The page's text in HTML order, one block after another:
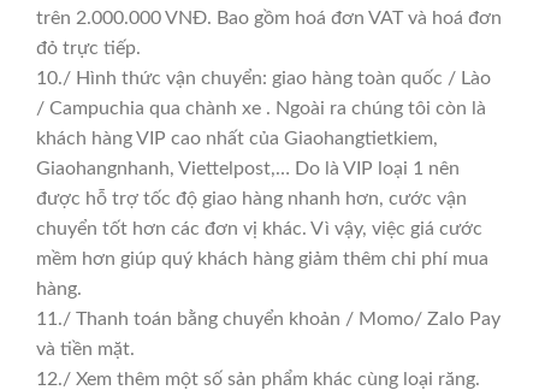
trên 2.000.000 VNĐ. Bao gồm hoá đơn VAT và hoá đơn
đỏ trực tiếp.
10./ Hình thức vận chuyển: giao hàng toàn quốc / Lào
/ Campuchia qua chành xe . Ngoài ra chúng tôi còn là
khách hàng VIP cao nhất của Giaohangtietkiem,
Giaohangnhanh, Viettelpost,… Do là VIP loại 1 nên
được hỗ trợ tốc độ giao hàng nhanh hơn, cước vận
chuyển tốt hơn các đơn vị khác. Vì vậy, việc giá cước
mềm hơn giúp quý khách hàng giảm thêm chi phí mua
hàng.
11./ Thanh toán bằng chuyển khoản / Momo/ Zalo Pay
và tiền mặt.
12./ Xem thêm một số sản phẩm khác cùng loại răng.